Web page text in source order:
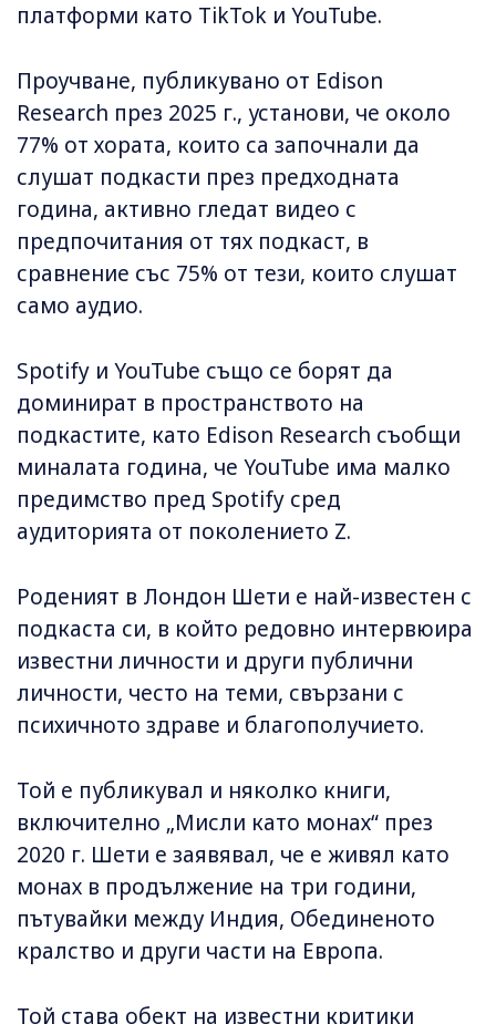
платформи като TikTok и YouTube.
Проучване, публикувано от Edison
Research през 2025 г., установи, че около
77% от хората, които са започнали да
слушат подкасти през предходната
година, активно гледат видео с
предпочитания от тях подкаст, в
сравнение със 75% от тези, които слушат
само аудио.
Spotify и YouTube също се борят да
доминират в пространството на
подкастите, като Edison Research съобщи
миналата година, че YouTube има малко
предимство пред Spotify сред
аудиторията от поколението Z.
Роденият в Лондон Шети е най-известен с
подкаста си, в който редовно интервюира
известни личности и други публични
личности, често на теми, свързани с
психичното здраве и благополучието.
Той е публикувал и няколко книги,
включително „Мисли като монах“ през
2020 г. Шети е заявявал, че е живял като
монах в продължение на три години,
пътувайки между Индия, Обединеното
кралство и други части на Европа.
Той става обект на известни критики